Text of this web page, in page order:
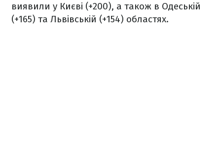
виявили у Києві (+200), а також в Одеській
(+165) та Львівській (+154) областях.